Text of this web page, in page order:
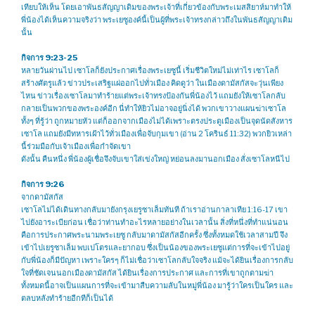
เทียบให้เห็น โดยเอาพันธสัญญาเดิมของพระเจ้าที่เกี่ยวข้องกับพระเมสสิยาห์มาทำให้
พี่น้องได้เห็นความจริงว่า พระเยซูองค์นี้เป็นผู้ที่พระเจ้าทรงกล่าวถึงในพันธสัญญาเดิม
นั้น
กิจการ 9:23-25
หลายวันผ่านไป เซาโลก็ยังประกาศเรื่องพระเยซูนี้ เริ่มชีวิตใหม่ไม่เท่าไร เซาโลก็
สร้างศัตรูแล้ว ข่าวประเสริฐแผ่ออกไปทั่วเมือง คิดดูว่า ในเมืองดามัสกัสจะวุ่นเพียง
ไหน ข่าวเรื่องเซาโลมาทำร้ายแต่พระเจ้าทรงป้องกันพี่น้องไว้ แถมยังให้เซาโลกลับ
กลายเป็นพวกของพระองค์อีก นี่ทำให้ยิวไม่อาจอยู่นิ่งได้ พวกเขาวางแผนฆ่าเซาโล
ทั้งๆ ที่รู้ว่า ถูกหมายหัว แต่ก็ออกจากเมืองไม่ได้เพราะตรงประตูเมืองเป็นจุดนัดสังหาร
เซาโล แถมยังมีทหารเฝ้าไว้ทั่วเมืองเพื่อจับกุมเขา (อ่าน 2 โครินธ์ 11:32) พวกยิวเหล่า
นี้ร่วมมือกับเจ้าเมืองเพื่อกำจัดเขา
ดังนั้น คืนหนึ่ง พี่น้องผู้เชื่อจึงจับเขาใส่เข่งใหญ่ หย่อนลงมานอกเมือง สั่งเซาโลหนีไป
กิจการ 9:26
จากดามัสกัส
เซาโลไม่ได้เดินทางกลับมายังกรุงเยรูซาเล็มทันที ถ้าเราอ่านกาลาเทีย 1:16-17 เขา
ไปยังอาระเบียก่อน เชื่อว่าท่านทำอะไรหลายอย่างในเวลานั้น สิ่งที่หนึ่งที่ทำแน่นอน
คือการประกาศพระนามพระเยซู กลับมาดามัสกัสอีกครั้ง ซึ่งทั้งหมดใช้เวลาสามปี จึง
เข้าไปเยรูซาเล็ม พบเปโตรและยากอบ ซึ่งเป็นน้องของพระเยซูแต่การที่จะเข้าไปอยู่
กับพี่น้องก็มีปัญหา เพราะใครๆ ก็ไม่เชื่อว่าเซาโลกลับใจจริง แม้จะได้ยินเรื่องการกลับ
ใจที่ชัดเจนนอกเมืองดามัสกัส ได้ยินเรื่องการประกาศ และการที่เขาถูกตามฆ่า
ทั้งหมดนี้อาจเป็นแผนการที่จะเข้ามาสืบความลับในหมู่พี่น้อง มารู้ว่าใครเป็นใคร และ
ตลบหลังทำร้ายอีกทีก็เป็นได้